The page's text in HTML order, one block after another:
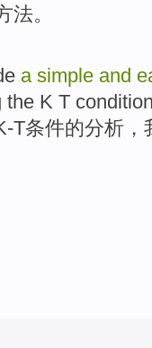
法。
a simple and
the K T
-T条件的分析，